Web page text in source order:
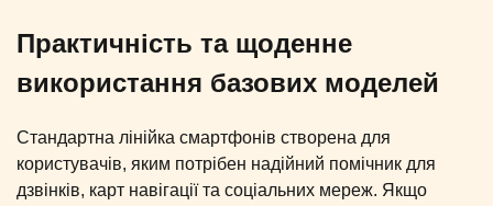
Практичність та щоденне
використання базових моделей
Стандартна лінійка смартфонів створена для
користувачів, яким потрібен надійний помічник для
дзвінків, карт навігації та соціальних мереж. Якщо